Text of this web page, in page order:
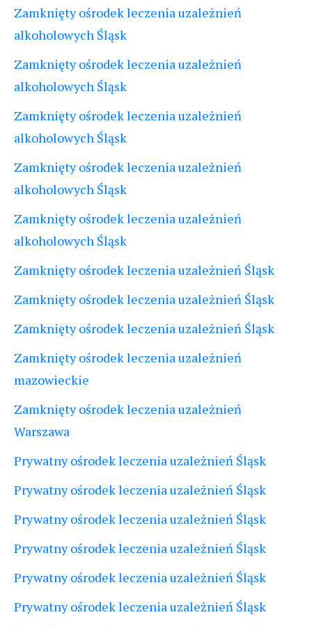
Zamknięty ośrodek leczenia uzależnień
alkoholowych Śląsk
Zamknięty ośrodek leczenia uzależnień
alkoholowych Śląsk
Zamknięty ośrodek leczenia uzależnień
alkoholowych Śląsk
Zamknięty ośrodek leczenia uzależnień
alkoholowych Śląsk
Zamknięty ośrodek leczenia uzależnień
alkoholowych Śląsk
Zamknięty ośrodek leczenia uzależnień Śląsk
Zamknięty ośrodek leczenia uzależnień Śląsk
Zamknięty ośrodek leczenia uzależnień Śląsk
Zamknięty ośrodek leczenia uzależnień
mazowieckie
Zamknięty ośrodek leczenia uzależnień
Warszawa
Prywatny ośrodek leczenia uzależnień Śląsk
Prywatny ośrodek leczenia uzależnień Śląsk
Prywatny ośrodek leczenia uzależnień Śląsk
Prywatny ośrodek leczenia uzależnień Śląsk
Prywatny ośrodek leczenia uzależnień Śląsk
Prywatny ośrodek leczenia uzależnień Śląsk